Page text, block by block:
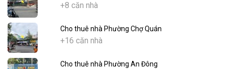
+8 căn nhà
Cho thuê nhà Phường Chợ Quán
+16 căn nhà
Cho thuê nhà Phường An Đông